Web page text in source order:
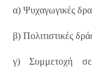
α) Ψυχαγωγικές
β) Πολιτιστικές
γ) Συμμετοχή σε